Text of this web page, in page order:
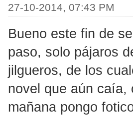
27-10-2014, 07:43 PM
Bueno este fin de
paso, solo pájaros
jilgueros, de los
novel que aún caía,
mañana pongo